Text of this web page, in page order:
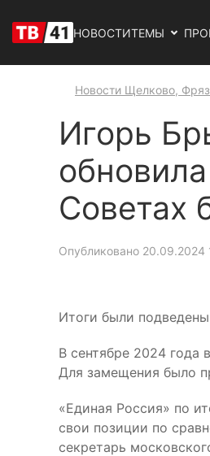
НОВОСТИТЕМЫ
Новости Щелково,
Игорь
Советах
Опубликовано 20.09.2024
Итоги были
В сентябре 2024 года
Для замещения было
«Единая Россия» по
свои позиции по
секретарь